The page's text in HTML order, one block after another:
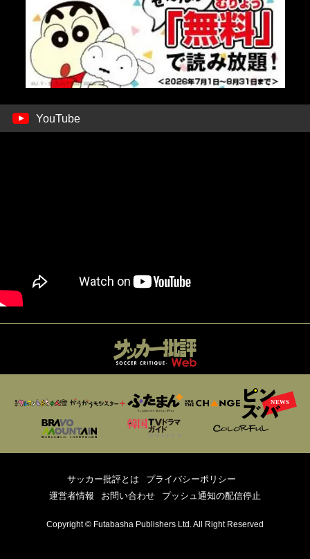
YouTube
サッカー批評とは
プライバシーポリシー
運営者情報
お問い合わせ プッシュ通知の配信停止
Copyright © Futabasha Publishers Ltd. All Right Reserved